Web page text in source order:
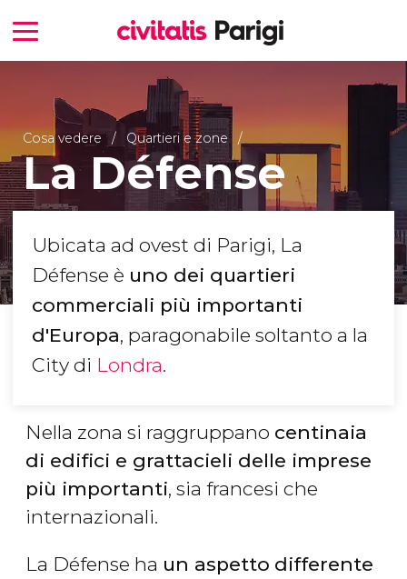
Cosa vedere Quartieri e zone
La Défense
Ubicata ad ovest di Parigi, La
Défense è uno dei quartieri
commerciali più importanti
d'Europa, paragonabile soltanto a la
City di Londra.
Nella zona si raggruppano centinaia
di edifici e grattacieli delle imprese
più importanti, sia francesi che
internazionali.
La Défense ha un aspetto differente